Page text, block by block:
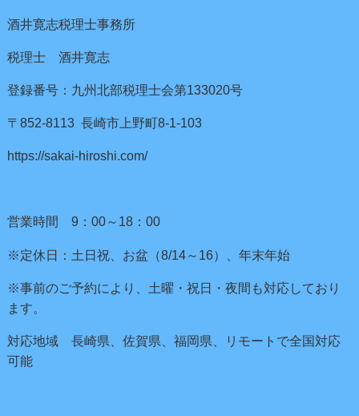
酒井寛志税理士事務所
税理士 酒井寛志
登録番号：九州北部税理士会第133020号
〒852-8113 長崎市上野町8-1-103
https://sakai-hiroshi.com/
営業時間 9：00～18：00
※定休日：土日祝、お盆（8/14～16）、年末年始
※事前のご予約により、土曜・祝日・夜間も対応しており
ます。
対応地域 長崎県、佐賀県、福岡県、リモートで全国対応
可能